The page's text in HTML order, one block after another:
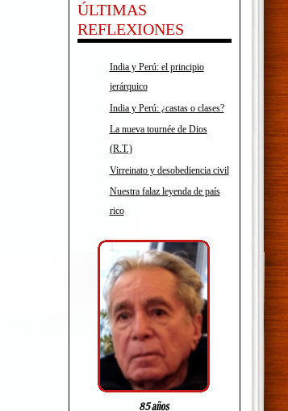
ÚLTIMAS
REFLEXIONES
India y Perú: el principio
jerárquico
India y Perú: ¿castas o clases?
La nueva tournée de Dios
(R.T.)
Virreinato y desobediencia civil
Nuestra falaz leyenda de país
rico